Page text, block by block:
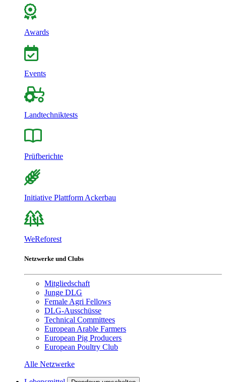
Awards
Events
Landtechniktests
Prüfberichte
Initiative Plattform Ackerbau
WeReforest
Netzwerke und Clubs
Mitgliedschaft
Junge DLG
Female Agri Fellows
DLG-Ausschüsse
Technical Committees
European Arable Farmers
European Pig Producers
European Poultry Club
Alle Netzwerke